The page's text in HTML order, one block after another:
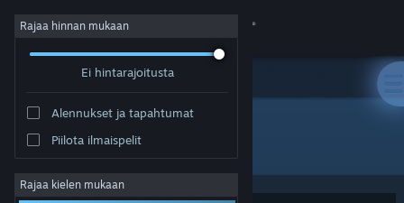
Kirjaudu sisään
Tietoa
Rajaa hinnan mukaan
Ei hintarajoitusta
Alennukset ja tapahtumat
Piilota ilmaispelit
Rajaa kielen mukaan
Kehittäjä: AnderuSoft